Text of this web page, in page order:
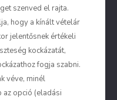
szenved el rajta.
hogy a kínált vételár
jelentősnek értékeli
kockázatát,
fogja szabni.
véve, minél
az opció (eladási